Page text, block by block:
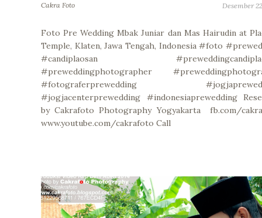
Cakra Foto Desember
Foto Pre Wedding Mbak Juniar dan Mas Hairudin at
Temple, Klaten, Jawa Tengah, Indonesia #foto
#candiplaosan
#preweddingphotographer
#fotograferprewedding
#jogjacenterprewedding #indonesiaprewedding
by Cakrafoto Photography Yogyakarta fb.com/
www.youtube.com/cakrafoto Call